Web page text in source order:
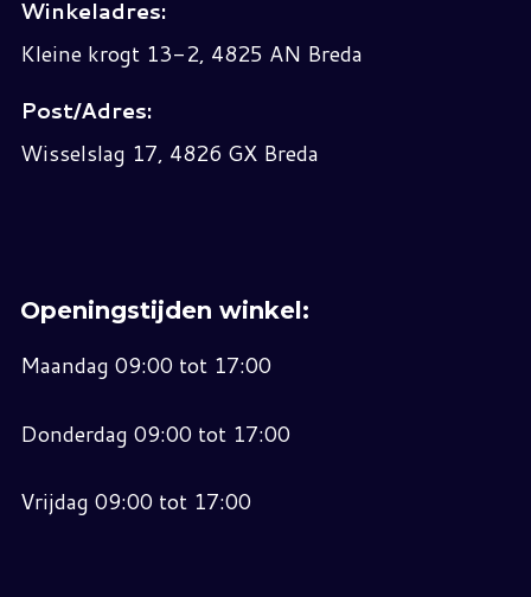
Winkeladres:
Kleine krogt 13-2, 4825 AN Breda
Post/Adres:
Wisselslag 17, 4826 GX Breda
Openingstijden winkel:
Maandag 09:00 tot 17:00
Donderdag 09:00 tot 17:00
Vrijdag 09:00 tot 17:00